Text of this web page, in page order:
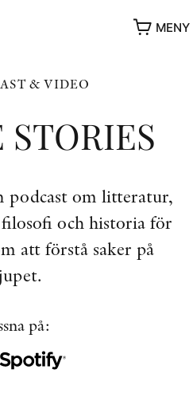
MENY
YUKIKO OCH PATRIK MÖTER
& VIDEO
STORIES
podcast om litteratur,
och historia för
att förstå saker på
på: